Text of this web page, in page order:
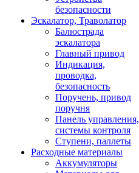
безопасности
Эскалатор, Траволатор
Балюстрада
эскалатора
Главный привод
Индикация,
проводка,
безопасность
Поручень, привод
поручня
Панель управления,
системы контроля
Ступени, паллеты
Расходные материалы
Аккумуляторы